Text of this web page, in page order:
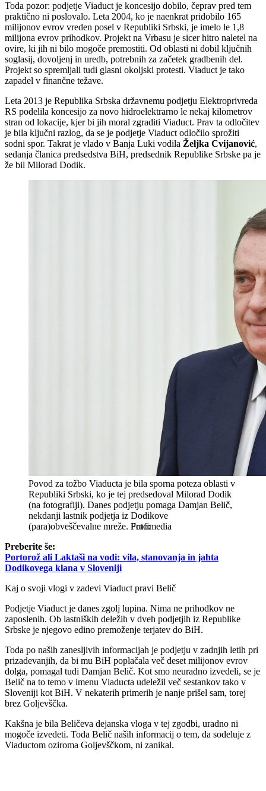
Toda pozor: podjetje Viaduct je koncesijo dobilo, čeprav pred tem
praktično ni poslovalo. Leta 2004, ko je naenkrat pridobilo 165
milijonov evrov vreden posel v Republiki Srbski, je imelo le 1,8
milijona evrov prihodkov. Projekt na Vrbasu je sicer hitro naletel na
ovire, ki jih ni bilo mogoče premostiti. Od oblasti ni dobil ključnih
soglasij, dovoljenj in uredb, potrebnih za začetek gradbenih del.
Projekt so spremljali tudi glasni okoljski protesti. Viaduct je tako
zapadel v finančne težave.
Leta 2013 je Republika Srbska državnemu podjetju Elektroprivreda
RS podelila koncesijo za novo hidroelektrarno le nekaj kilometrov
stran od lokacije, kjer bi jih moral zgraditi Viaduct. Prav ta odločitev
je bila ključni razlog, da se je podjetje Viaduct odločilo sprožiti
sodni spor. Takrat je vlado v Banja Luki vodila Željka Cvijanović,
sedanja članica predsedstva BiH, predsednik Republike Srbske pa je
že bil Milorad Dodik.
Povod za tožbo Viaducta je bila sporna poteza oblasti v
Republiki Srbski, ko je tej predsedoval Milorad Dodik
(na fotografiji). Danes podjetju pomaga Damjan Belič,
nekdanji lastnik podjetja iz Dodikove
(para)obveščevalne mreže. Profimedia
Preberite še:
Portorož ali Laktaši na vodi: vila, stanovanja in jahta
Dodikovega klana v Sloveniji
Kaj o svoji vlogi v zadevi Viaduct pravi Belič
Podjetje Viaduct je danes zgolj lupina. Nima ne prihodkov ne
zaposlenih. Ob lastniških deležih v dveh podjetjih iz Republike
Srbske je njegovo edino premoženje terjatev do BiH.
Toda po naših zanesljivih informacijah je podjetju v zadnjih letih pri
prizadevanjih, da bi mu BiH poplačala več deset milijonov evrov
dolga, pomagal tudi Damjan Belič. Kot smo neuradno izvedeli, se je
Belič na to temo v imenu Viaducta udeležil več sestankov tako v
Sloveniji kot BiH. V nekaterih primerih je nanje prišel sam, torej
brez Goljevščka.
Kakšna je bila Beličeva dejanska vloga v tej zgodbi, uradno ni
mogoče izvedeti. Toda Belič naših informacij o tem, da sodeluje z
Viaductom oziroma Goljevščkom, ni zanikal.